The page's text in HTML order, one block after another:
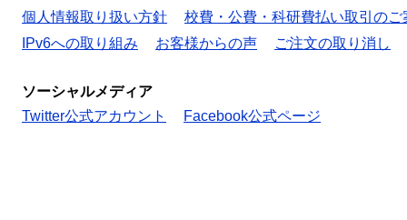
個人情報取り扱い方針
校費・公費・科研費払い取引のご
IPv6への取り組み
お客様からの声 ご注文の取り消し
ソーシャルメディア
Twitter公式アカウント
Facebook公式ページ